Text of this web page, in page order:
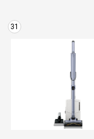
31